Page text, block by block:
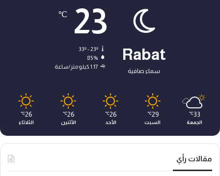
Rabat
سماء صافية
23
℃
33º - 23º
85%
1.17 كيلومتر/ساعة
33
℃
الجمعة
29
℃
السبت
26
℃
الأحد
26
℃
الأثنين
26
℃
الثلاثاء
مقالات رأي